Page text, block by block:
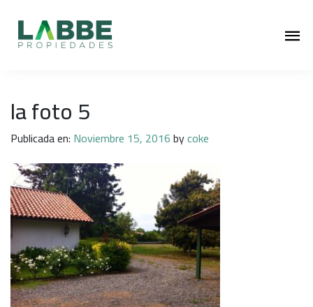
la foto 5
Publicada en: Noviembre 15, 2016bycoke